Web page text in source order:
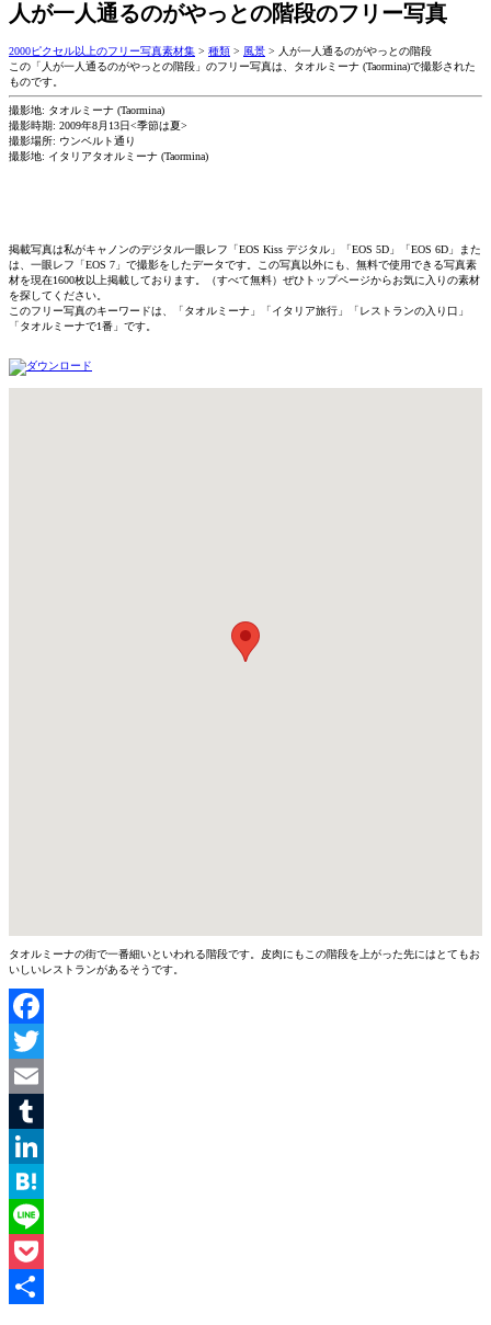
人が一人通るのがやっとの階段のフリー写真
2000ピクセル以上のフリー写真素材集 > 種類 > 風景 > 人が一人通るのがやっとの階段
この「人が一人通るのがやっとの階段」のフリー写真は、タオルミーナ (Taormina)で撮影された
ものです。
撮影地: タオルミーナ (Taormina)
撮影時期: 2009年8月13日<季節は夏>
撮影場所: ウンベルト通り
撮影地: イタリアタオルミーナ (Taormina)
掲載写真は私がキャノンのデジタル一眼レフ「EOS Kiss デジタル」「EOS 5D」「EOS 6D」また
は、一眼レフ「EOS 7」で撮影をしたデータです。この写真以外にも、無料で使用できる写真素
材を現在1600枚以上掲載しております。（すべて無料）ぜひトップページからお気に入りの素材
を探してください。
このフリー写真のキーワードは、「タオルミーナ」「イタリア旅行」「レストランの入り口」
「タオルミーナで1番」です。
タオルミーナの街で一番細いといわれる階段です。皮肉にもこの階段を上がった先にはとてもお
いしいレストランがあるそうです。
Facebook
Twitter
Email
Tumblr
LinkedIn
Hatena
Line
Pocket